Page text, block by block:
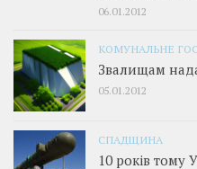
06.01.2012
КОМУНАЛЬНЕ
Звалищам
05.01.2012
СПАДЩИНА
10 років тому